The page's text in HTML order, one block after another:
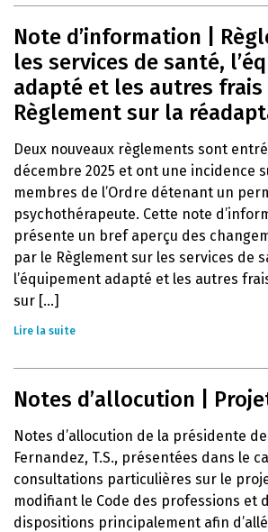
Note d’information |
les services de santé,
adapté et les autres
Règlement sur la
Deux nouveaux règlements sont
décembre 2025 et ont une incidence
membres de l’Ordre détenant un
psychothérapeute. Cette note
présente un bref aperçu des
par le Règlement sur les services de
l’équipement adapté et les autres
sur [...]
Lire la suite
Notes d’allocution |
Notes d’allocution de la présidente de
Fernandez, T.S., présentées dans le
consultations particulières sur le
modifiant le Code des professions et
dispositions principalement afin